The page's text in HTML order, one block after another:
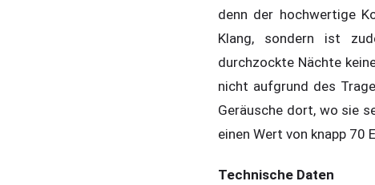
denn der hochwertige
Klang, sondern ist
durchzockte Nächte
nicht aufgrund des
Geräusche dort, wo sie
einen Wert von knapp 70
Technische Daten